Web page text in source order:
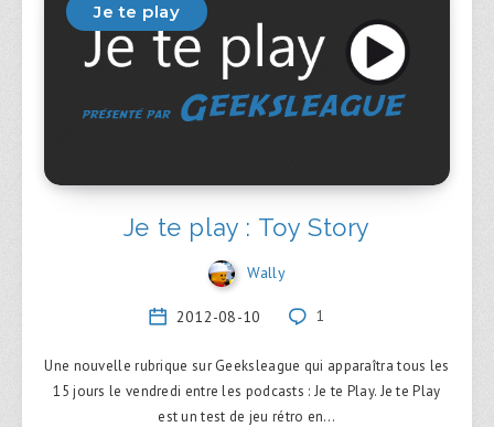
Je te play
Je te play : Toy Story
Wally
2012-08-10 1
Une nouvelle rubrique sur Geeksleague qui apparaîtra tous les
15 jours le vendredi entre les podcasts : Je te Play. Je te Play
est un test de jeu rétro en…